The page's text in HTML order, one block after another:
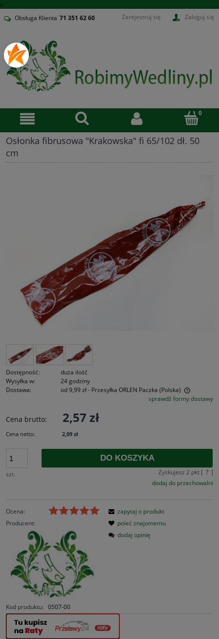
v
Obsługa Klienta 71 351 62 60 Zarejestruj się Zaloguj się
Osłonka fibrusowa "Krakowska" fi 65/102 dł. 50
cm
Dostępność:
duża ilość
Wysyłka w:
24 godziny
Dostawa:
od 9,99 zł- Przesyłka ORLEN Paczka (Polska)
Cena nie zawiera ewentualnych kosztów płatnościsprawdź formy dostawy
Cena brutto: 2,57 zł
Cena netto: 2,09 zł
szt.
DO KOSZYKA
Zyskujesz 2 pkt [ ? ]
dodaj do przechowalni
Ocena:
Producent:
Kod produktu: 0507-00
zapytaj o produkt
poleć znajomemu
dodaj opinię